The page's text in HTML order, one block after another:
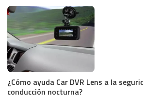
¿Cómo ayuda Car DVR Lens a la
conducción nocturna?